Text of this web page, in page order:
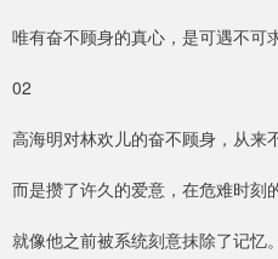
唯有奋不顾身的真心，是可遇不可
02
高海明对林欢儿的奋不顾身，从来
而是攒了许久的爱意，在危难时刻
就像他之前被系统刻意抹除了记忆